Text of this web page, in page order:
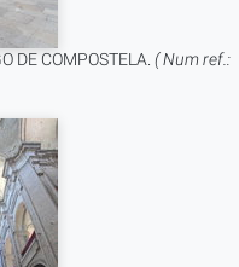
DE COMPOSTELA. ( Num ref.: